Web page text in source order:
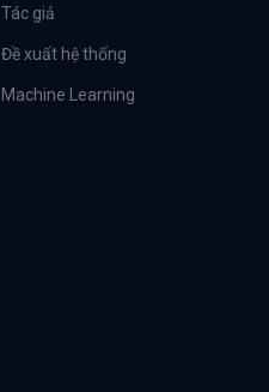
Tác giả
Đề xuất hệ thống
Machine Learning